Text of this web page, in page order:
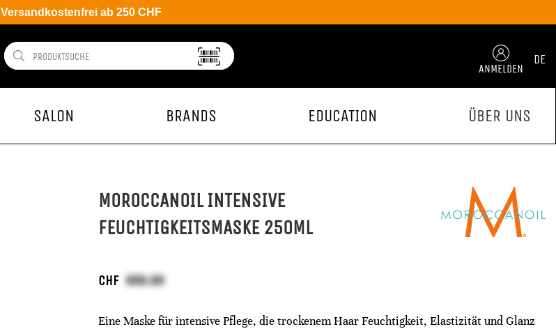
Versandkostenfrei ab 250 CHF
ANMELDEN
DE
SALON BRANDS EDUCATION ÜBER UNS
MOROCCANOIL INTENSIVE
FEUCHTIGKEITSMASKE 250ML
CHF
Eine Maske für intensive Pflege, die trockenem Haar Feuchtigkeit, Elastizität und Glanz